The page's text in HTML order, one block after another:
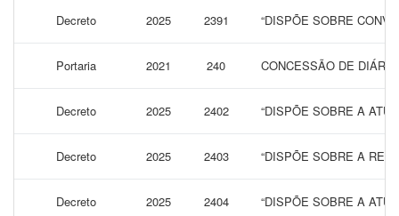
Decreto 2025 2391 “DISPÕE SOBRE
Portaria 2021 240 CONCESSÃO DE
Decreto 2025 2402 “DISPÕE SOBRE A
Decreto 2025 2403 “DISPÕE SOBRE A
Decreto 2025 2404 “DISPÕE SOBRE A